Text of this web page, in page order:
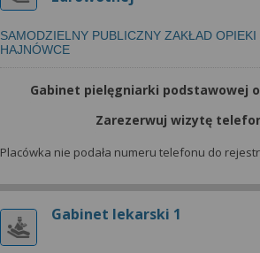
SAMODZIELNY PUBLICZNY ZAKŁAD
HAJNÓWCE
Gabinet pielęgniarki podstawowej
Zarezerwuj wizytę
Placówka nie podała numeru telefonu do
Gabinet lekarski 1